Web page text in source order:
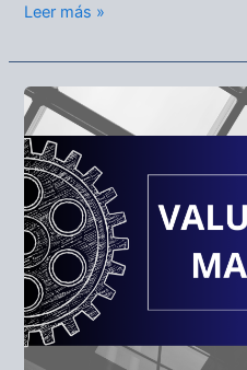
Leer más »
VALUE
STREAM
MAP
(VSM)